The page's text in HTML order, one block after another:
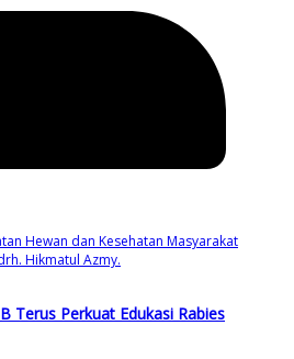
Terus Perkuat Edukasi Rabies